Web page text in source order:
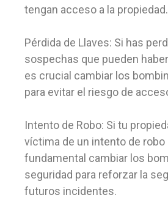
tengan acceso a la propiedad.
Pérdida de Llaves: Si has
sospechas que pueden
es crucial cambiar los
para evitar el riesgo de
Intento de Robo: Si tu
víctima de un intento de robo
fundamental cambiar los
seguridad para reforzar la
futuros incidentes.